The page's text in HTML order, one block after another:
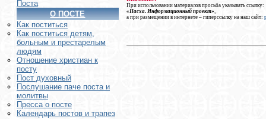
Поста
О ПОСТЕ
Как поститься
Как поститься детям,
больным и престарелым
людям
Отношение христиан к
посту
Пост духовный
Послушание паче поста и
молитвы
Пресса о посте
Календарь постов и трапез
При использовании материалов просьба указывать ссылку:
«Пасха. Информационный проект»,
а при размещении в интернете – гиперссылку на наш сайт: